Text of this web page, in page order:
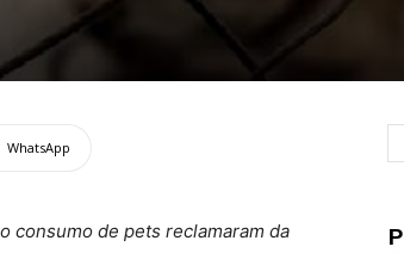
WhatsApp
consumo de pets reclamaram da